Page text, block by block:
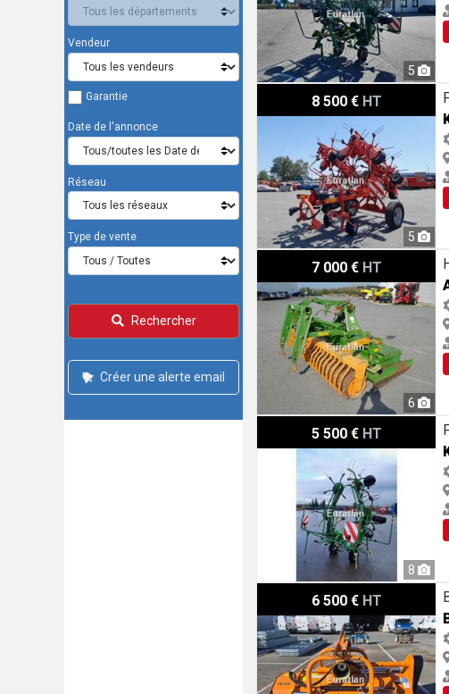
Vendeur
Garantie
Date de l'annonce
Réseau
Type de vente
Rechercher
Créer une alerte email
5
8 500 € HT
5
Kuhn GF10802TGII
7 000 € HT
6
Amazone KE3000SPECIAL
5 500 € HT
8
Krone KW6-72-6
6 500 € HT
Berti TFB-REV220